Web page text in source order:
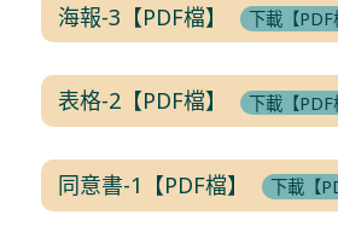
海報-3【PDF檔】 下載【PDF
表格-2【PDF檔】 下載【PDF
同意書-1【PDF檔】 下載【